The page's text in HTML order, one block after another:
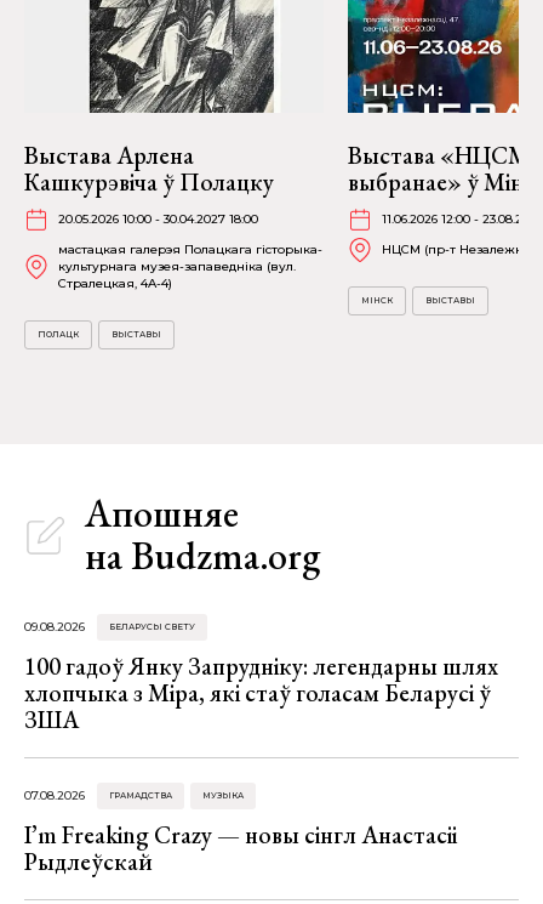
Выстава Арлена
Кашкурэвіча ў Полацку
20.05.2026 10:00 - 30.04.2027 18:00
мастацкая галерэя Полацкага гісторыка-
культурнага музея-запаведніка (вул.
Стралецкая, 4A-4)
ПОЛАЦК ВЫСТАВЫ
Выстава «НЦСМ:
выбранае» ў
11.06.2026 12:00 -
НЦСМ (пр-т
МІНСК ВЫСТАВЫ
Апошняе
на Budzma.org
09.08.2026 БЕЛАРУСЫ СВЕТУ
100 гадоў Янку Запрудніку: легендарны шлях
хлопчыка з Міра, які стаў голасам Беларусі ў
ЗША
07.08.2026 ГРАМАДСТВА МУЗЫКА
I’m Freaking Crazy — новы сінгл Анастасіі
Рыдлеўскай